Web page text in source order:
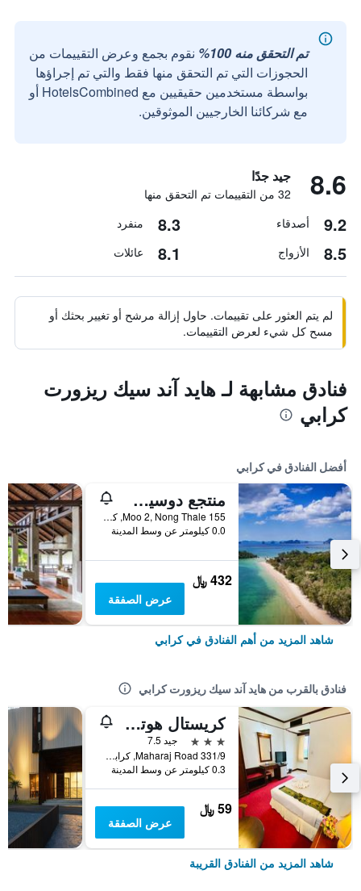
تم التحقق منه 100%
نقوم بجمع وعرض التقييمات من
الحجوزات التي تم التحقق منها فقط والتي تم إجراؤها
بواسطة مستخدمين حقيقيين مع HotelsCombined أو
مع شركائنا الخارجيين الموثوقين.
8.6 جيد جدًا
32 من التقييمات تم التحقق منها
9.2 أصدقاء 8.3 منفرد
8.5 الأزواج 8.1 عائلات
لم يتم العثور على تقييمات. حاول إزالة مرشح أو تغيير بحثك أو
مسح كل شيء لعرض التقييمات.
فنادق مشابهة لـ هايد آند سيك ريزورت
كرابي
أفضل الفنادق في كرابي
منتجع دوسيت ثاني كرابي بيتش
155 Moo 2, Nong Thale, كرابي, تايلاند
0.0 كيلومتر عن وسط المدينة
432 ﷼
عرض الصفقة
شاهد المزيد من أهم الفنادق في كرابي
فنادق بالقرب من هايد آند سيك ريزورت كرابي
كريستال هوتل كرابي
3 نجوم
جيد 7.5
331/9 Maharaj Road, كرابي, تايلاند
0.3 كيلومتر عن وسط المدينة
59 ﷼
عرض الصفقة
شاهد المزيد من الفنادق القريبة